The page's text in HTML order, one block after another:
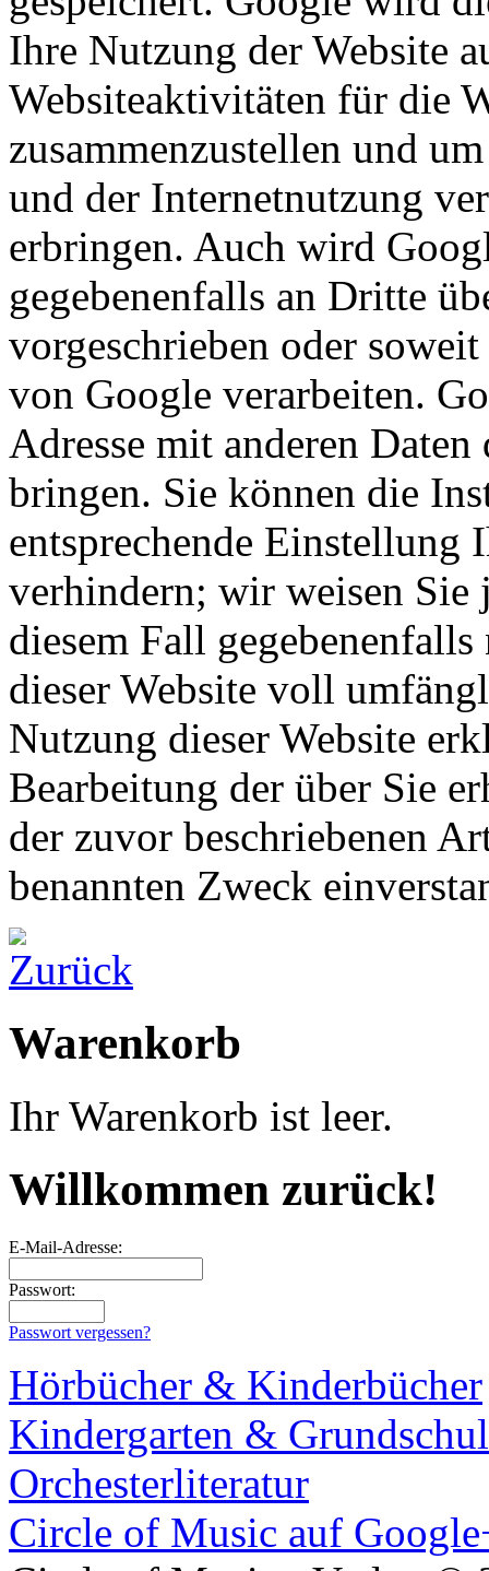
Ihre Nutzung der Website
Websiteaktivitäten für die
zusammenzustellen und
und der Internetnutzung
erbringen. Auch wird
gegebenenfalls an Dritte
vorgeschrieben oder
von Google verarbeiten.
Adresse mit anderen
bringen. Sie können die
entsprechende Einstellung
verhindern; wir weisen Sie
diesem Fall
dieser Website voll
Nutzung dieser Website
Bearbeitung der über Sie
der zuvor beschriebenen
benannten Zweck
Warenkorb
Ihr Warenkorb ist leer.
Willkommen zurück!
E-Mail-Adresse:
Passwort:
Passwort vergessen?
Hörbücher & Kinderbücher
Kindergarten &
Orchesterliteratur
Circle of Music auf